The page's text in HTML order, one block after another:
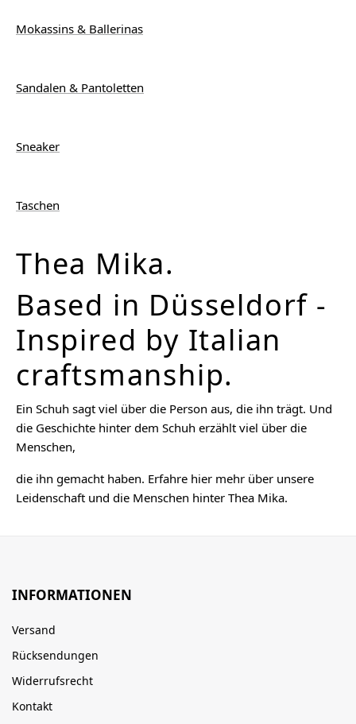
Mokassins & Ballerinas
Sandalen & Pantoletten
Sneaker
Taschen
Thea Mika.
Based in Düsseldorf -
Inspired by Italian
craftsmanship.
Ein Schuh sagt viel über die Person aus, die ihn trägt. Und
die Geschichte hinter dem Schuh erzählt viel über die
Menschen,
die ihn gemacht haben. Erfahre hier mehr über unsere
Leidenschaft und die Menschen hinter Thea Mika.
INFORMATIONEN
Versand
Rücksendungen
Widerrufsrecht
Kontakt